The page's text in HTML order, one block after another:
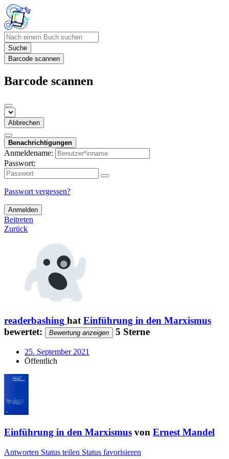
Suche
Barcode scannen
Barcode scannen
Abbrechen
Benachrichtigungen
Anmeldename:
Passwort:
Passwort vergessen?
Anmelden
Beitreten
Zurück
readerbashing hat Einführung in den Marxismus
bewertet:
Bewertung anzeigen 5 Sterne
25. September 2021
Öffentlich
Einführung in den Marxismus von Ernest Mandel
Antworten Status teilen Status favorisieren